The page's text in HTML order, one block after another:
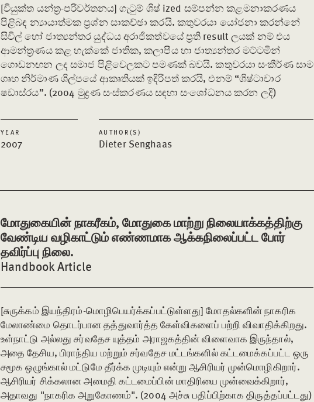
[වියුක්ත යන්ත්‍ර-පරිවර්තනය] ගැටුම් ශිෂ් ized සම්පන්න කළමනාකරණය
පිළිබඳ න්‍යායාත්මක ප්‍රශ්න සාකච්ඡා කරයි. කතුවරයා යෝජනා කරන්නේ
සිවිල් හෝ ජාත්‍යන්තර යුද්ධය අරාජිකත්වයේ ප්‍රති result ලයක් නම් එය
ආමන්ත්‍රණය කළ හැක්කේ ජාතික, කලාපීය හා ජාත්‍යන්තර මට්ටමින්
ගොඩනඟන ලද සමාජ පිළිවෙලකට පමණක් බවයි. කතුවරයා සංකීර්ණ සාම
ගෘහ නිර්මාණ ශිල්පයේ ආකෘතියක් ඉදිරිපත් කරයි, එනම් “ශිෂ්ටාචාර
ෂඩාස්රය”. (2004 මුද්‍රණ සංස්කරණය සඳහා සංශෝධනය කරන ලදි)
YEAR
2007
AUTHOR(S)
Dieter Senghaas
மோதுகையின் நாகரீகம், மோதுகை மாற்று நிலையாக்கத்திற்கு
வேண்டிய வழிகாட்டும் எண்ணமாக ஆக்கநிலைப்பட்ட போர்
தவிர்ப்பு நிலை.
Handbook Article
[சுருக்கம் இயந்திரம்-மொழிபெயர்க்கப்பட்டுள்ளது] மோதல்களின் நாகரிக
மேலாண்மை தொடர்பான தத்துவார்த்த கேள்விகளைப் பற்றி விவாதிக்கிறது.
உள்நாட்டு அல்லது சர்வதேச யுத்தம் அராஜகத்தின் விளைவாக இருந்தால்,
அதை தேசிய, பிராந்திய மற்றும் சர்வதேச மட்டங்களில் கட்டமைக்கப்பட்ட ஒரு
சமூக ஒழுங்கால் மட்டுமே தீர்க்க முடியும் என்று ஆசிரியர் முன்மொழிகிறார்.
ஆசிரியர் சிக்கலான அமைதி கட்டமைப்பின் மாதிரியை முன்வைக்கிறார்,
அதாவது "நாகரிக அறுகோணம்". (2004 அச்சு பதிப்பிற்காக திருத்தப்பட்டது)